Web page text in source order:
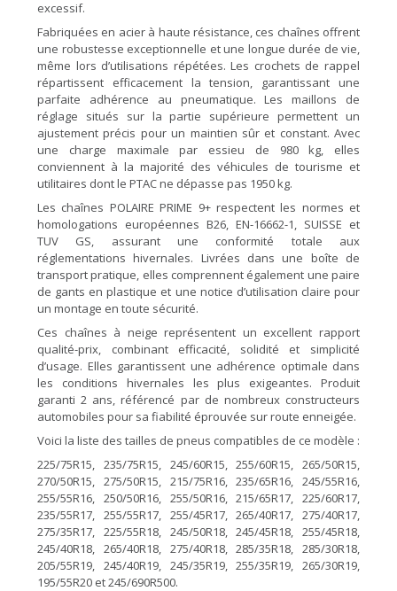
excessif.
Fabriquées en acier à haute résistance, ces chaînes offrent
une robustesse exceptionnelle et une longue durée de vie,
même lors d’utilisations répétées. Les crochets de rappel
répartissent efficacement la tension, garantissant une
parfaite adhérence au pneumatique. Les maillons de
réglage situés sur la partie supérieure permettent un
ajustement précis pour un maintien sûr et constant. Avec
une charge maximale par essieu de 980 kg, elles
conviennent à la majorité des véhicules de tourisme et
utilitaires dont le PTAC ne dépasse pas 1950 kg.
Les chaînes POLAIRE PRIME 9+ respectent les normes et
homologations européennes B26, EN-16662-1, SUISSE et
TUV GS, assurant une conformité totale aux
réglementations hivernales. Livrées dans une boîte de
transport pratique, elles comprennent également une paire
de gants en plastique et une notice d’utilisation claire pour
un montage en toute sécurité.
Ces chaînes à neige représentent un excellent rapport
qualité-prix, combinant efficacité, solidité et simplicité
d’usage. Elles garantissent une adhérence optimale dans
les conditions hivernales les plus exigeantes. Produit
garanti 2 ans, référencé par de nombreux constructeurs
automobiles pour sa fiabilité éprouvée sur route enneigée.
Voici la liste des tailles de pneus compatibles de ce modèle :
225/75R15, 235/75R15, 245/60R15, 255/60R15, 265/50R15,
270/50R15, 275/50R15, 215/75R16, 235/65R16, 245/55R16,
255/55R16, 250/50R16, 255/50R16, 215/65R17, 225/60R17,
235/55R17, 255/55R17, 255/45R17, 265/40R17, 275/40R17,
275/35R17, 225/55R18, 245/50R18, 245/45R18, 255/45R18,
245/40R18, 265/40R18, 275/40R18, 285/35R18, 285/30R18,
205/55R19, 245/40R19, 245/35R19, 255/35R19, 265/30R19,
195/55R20 et 245/690R500.